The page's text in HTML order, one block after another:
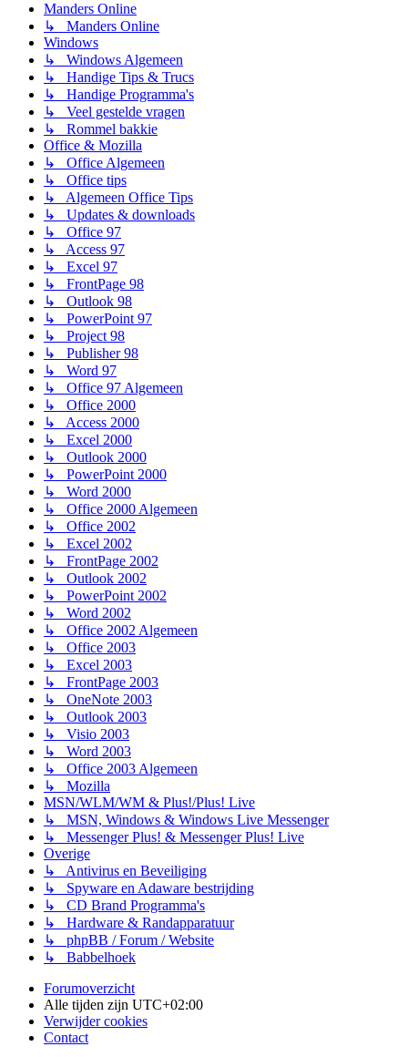
Manders Online
↳ Manders Online
Windows
↳ Windows Algemeen
↳ Handige Tips & Trucs
↳ Handige Programma's
↳ Veel gestelde vragen
↳ Rommel bakkie
Office & Mozilla
↳ Office Algemeen
↳ Office tips
↳ Algemeen Office Tips
↳ Updates & downloads
↳ Office 97
↳ Access 97
↳ Excel 97
↳ FrontPage 98
↳ Outlook 98
↳ PowerPoint 97
↳ Project 98
↳ Publisher 98
↳ Word 97
↳ Office 97 Algemeen
↳ Office 2000
↳ Access 2000
↳ Excel 2000
↳ Outlook 2000
↳ PowerPoint 2000
↳ Word 2000
↳ Office 2000 Algemeen
↳ Office 2002
↳ Excel 2002
↳ FrontPage 2002
↳ Outlook 2002
↳ PowerPoint 2002
↳ Word 2002
↳ Office 2002 Algemeen
↳ Office 2003
↳ Excel 2003
↳ FrontPage 2003
↳ OneNote 2003
↳ Outlook 2003
↳ Visio 2003
↳ Word 2003
↳ Office 2003 Algemeen
↳ Mozilla
MSN/WLM/WM & Plus!/Plus! Live
↳ MSN, Windows & Windows Live Messenger
↳ Messenger Plus! & Messenger Plus! Live
Overige
↳ Antivirus en Beveiliging
↳ Spyware en Adaware bestrijding
↳ CD Brand Programma's
↳ Hardware & Randapparatuur
↳ phpBB / Forum / Website
↳ Babbelhoek
Forumoverzicht
Alle tijden zijn UTC+02:00
Verwijder cookies
Contact